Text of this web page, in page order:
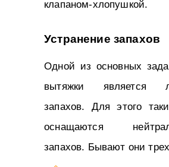
клапаном-хлопушкой.
Устранение запахов
Одной из основных
вытяжки является
запахов. Для этого
оснащаются
запахов. Бывают они